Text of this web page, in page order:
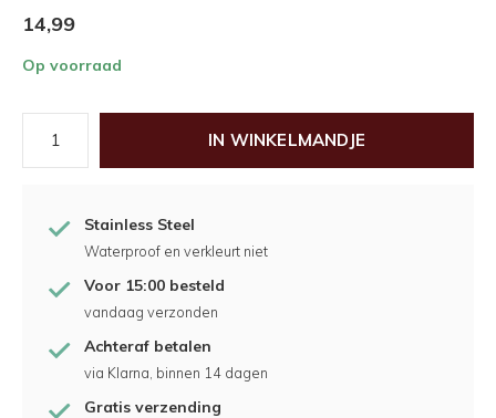
14,99
Op voorraad
IN WINKELMANDJE
Stainless Steel
Waterproof en verkleurt niet
Voor 15:00 besteld
vandaag verzonden
Achteraf betalen
via Klarna, binnen 14 dagen
Gratis verzending